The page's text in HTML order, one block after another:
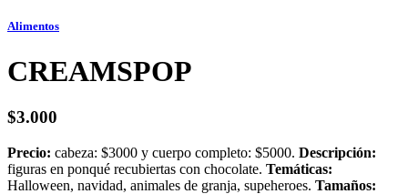
Alimentos
CREAMSPOP
$3.000
Precio: cabeza: $3000 y cuerpo completo: $5000. Descripción:
figuras en ponqué recubiertas con chocolate. Temáticas:
Halloween, navidad, animales de granja, supeheroes. Tamaños: